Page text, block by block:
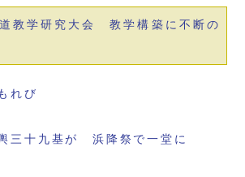
教学研究大会 教学構築に不断の
れび
三十九基が 浜降祭で一堂に